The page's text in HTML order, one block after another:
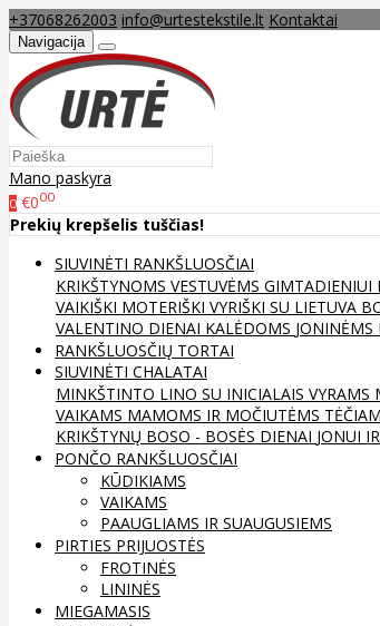
+37068262003 info@urtestekstile.lt Kontaktai
Navigacija
Mano paskyra
0 €000
Prekių krepšelis tuščias!
SIUVINĖTI RANKŠLUOSČIAI
KRIKŠTYNOMS VESTUVĖMS GIMTADIENIUI
VAIKIŠKI MOTERIŠKI VYRIŠKI SU LIETUVA
VALENTINO DIENAI KALĖDOMS JONINĖMS
RANKŠLUOSČIŲ TORTAI
SIUVINĖTI CHALATAI
MINKŠTINTO LINO SU INICIALAIS VYRAMS
VAIKAMS MAMOMS IR MOČIUTĖMS
KRIKŠTYNŲ BOSO - BOSĖS DIENAI JONUI
PONČO RANKŠLUOSČIAI
KŪDIKIAMS
VAIKAMS
PAAUGLIAMS IR SUAUGUSIEMS
PIRTIES PRIJUOSTĖS
FROTINĖS
LININĖS
MIEGAMASIS